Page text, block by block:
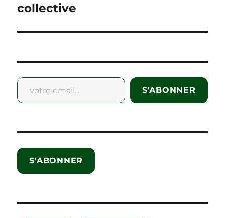
post:
collective
Votre email...
S'ABONNER
S'ABONNER